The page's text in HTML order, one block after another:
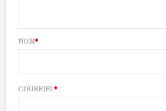
NOM*
COURRIEL*